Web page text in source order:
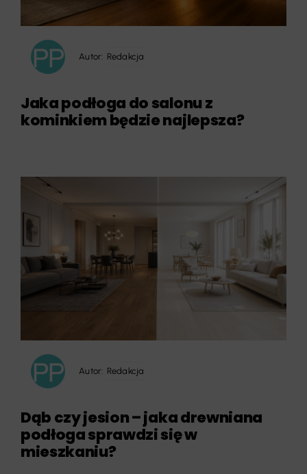
Autor: Redakcja
Jaka podłoga do salonu z
kominkiem będzie najlepsza?
Autor: Redakcja
Dąb czy jesion – jaka drewniana
podłoga sprawdzi się w
mieszkaniu?